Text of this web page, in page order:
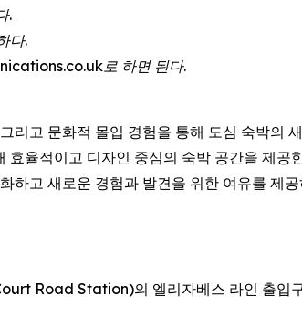
.
다.
로 하면 된다.
고 문화적 몰입 경험을 통해 도심 숙박의
율적이고 디자인 중심의 숙박 공간을 제공
하고 새로운 경험과 발견을 위한 여유를 제
Road Station)의 엘리자베스 라인 출입